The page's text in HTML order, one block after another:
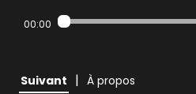
00:00
Suivant | À propos